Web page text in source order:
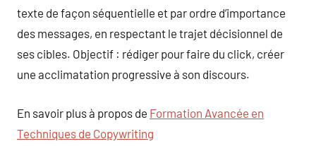
texte de façon séquentielle et par ordre d’importance
des messages, en respectant le trajet décisionnel de
ses cibles. Objectif : rédiger pour faire du click, créer
une acclimatation progressive à son discours.
En savoir plus à propos de Formation Avancée en
Techniques de Copywriting